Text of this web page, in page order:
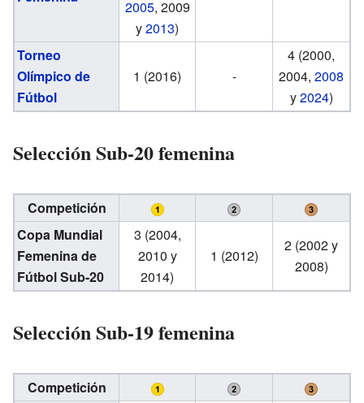
2005, 2009
y2013)
Torneo
Olímpico de
Fútbol
1 (2016) -
4 (2000,
2004, 2008
y2024)
Selección Sub-20 femenina
Competición
Copa Mundial
Femenina de
Fútbol Sub-20
3 (2004,
2010 y
2014)
1 (2012)
2 (2002 y
2008)
Selección Sub-19 femenina
Competición